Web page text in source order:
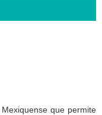
que permite